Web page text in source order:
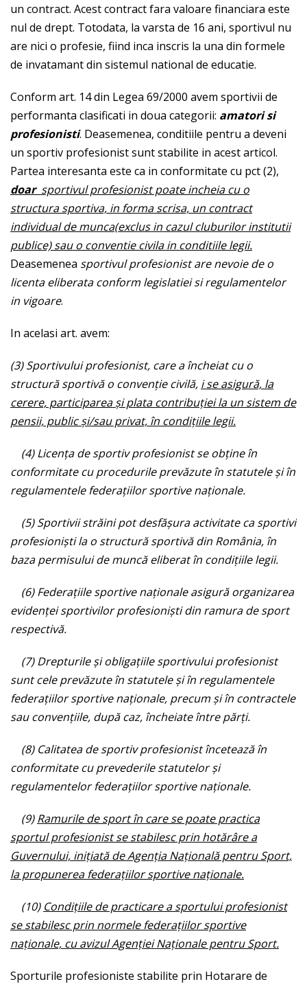
un contract. Acest contract fara valoare financiara este
nul de drept. Totodata, la varsta de 16 ani, sportivul nu
are nici o profesie, fiind inca inscris la una din formele
de invatamant din sistemul national de educatie.
Conform art. 14 din Legea 69/2000 avem sportivii de
performanta clasificati in doua categorii: amatori si
profesionisti. Deasemenea, conditiile pentru a deveni
un sportiv profesionist sunt stabilite in acest articol.
Partea interesanta este ca in conformitate cu pct (2),
doarsportivul profesionist poate incheia cu o
structura sportiva, in forma scrisa, un contract
individual de munca(exclus in cazul cluburilor institutii
publice) sau o conventie civila in conditiile legii.
Deasemenea sportivul profesionist are nevoie de o
licenta eliberata conform legislatiei si regulamentelor
in vigoare.
In acelasi art. avem:
(3) Sportivului profesionist, care a încheiat cu o
structură sportivă o convenţie civilă, i se asigură, la
cerere, participarea şi plata contribuţiei la un sistem de
pensii, public şi/sau privat, în condiţiile legii.
(4) Licenţa de sportiv profesionist se obţine în
conformitate cu procedurile prevăzute în statutele şi în
regulamentele federaţiilor sportive naţionale.
(5) Sportivii străini pot desfăşura activitate ca sportivi
profesionişti la o structură sportivă din România, în
baza permisului de muncă eliberat în condiţiile legii.
(6) Federaţiile sportive naţionale asigură organizarea
evidenţei sportivilor profesionişti din ramura de sport
respectivă.
(7) Drepturile şi obligaţiile sportivului profesionist
sunt cele prevăzute în statutele şi în regulamentele
federaţiilor sportive naţionale, precum şi în contractele
sau convenţiile, după caz, încheiate între părţi.
(8) Calitatea de sportiv profesionist încetează în
conformitate cu prevederile statutelor şi
regulamentelor federaţiilor sportive naţionale.
(9)Ramurile de sport în care se poate practica
sportul profesionist se stabilesc prin hotărâre a
Guvernului, iniţiată de Agenţia Naţională pentru Sport,
la propunerea federaţiilor sportive naţionale.
(10) Condiţiile de practicare a sportului profesionist
se stabilesc prin normele federaţiilor sportive
naţionale, cu avizul Agenţiei Naţionale pentru Sport.
Sporturile profesioniste stabilite prin Hotarare de